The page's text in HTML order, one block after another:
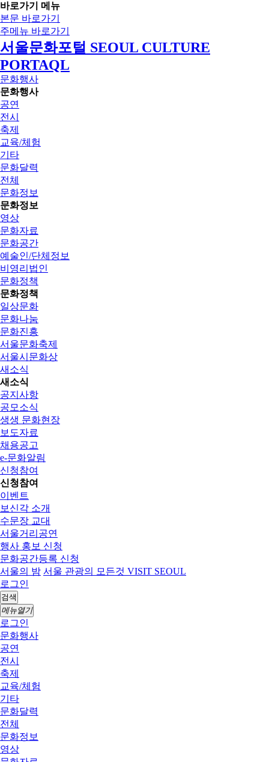
바로가기 메뉴
본문 바로가기
주메뉴 바로가기
서울문화포털 SEOUL CULTURE
PORTAQL
문화행사
문화행사
공연
전시
축제
교육/체험
기타
문화달력
전체
문화정보
문화정보
영상
문화자료
문화공간
예술인/단체정보
비영리법인
문화정책
문화정책
일상문화
문화나눔
문화진흥
서울문화축제
서울시문화상
새소식
새소식
공지사항
공모소식
생생 문화현장
보도자료
채용공고
e-문화알림
신청참여
신청참여
이벤트
보신각 소개
수문장 교대
서울거리공연
행사 홍보 신청
문화공간등록 신청
서울의 밤 서울 관광의 모든것 VISIT SEOUL
로그인
검색
메뉴열기
로그인
문화행사
공연
전시
축제
교육/체험
기타
문화달력
전체
문화정보
영상